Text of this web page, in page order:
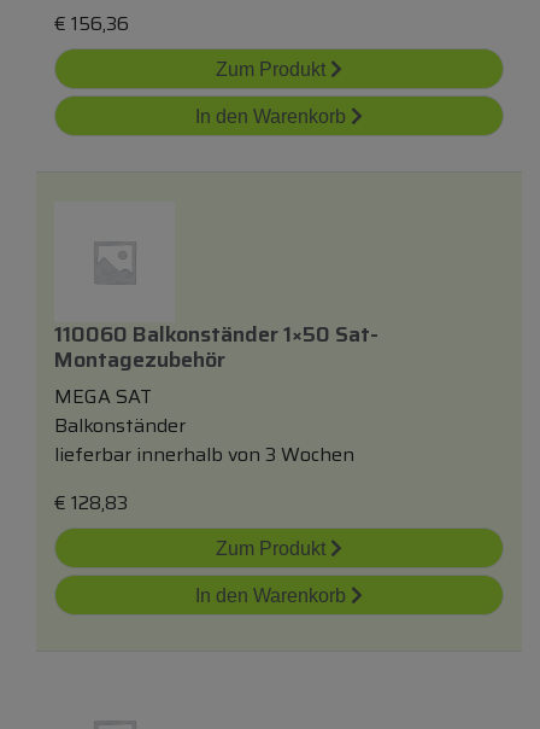
€ 156,36
Zum Produkt
In den Warenkorb
110060 Balkonständer 1×50 Sat-
Montagezubehör
MEGA SAT
Balkonständer
lieferbar innerhalb von 3 Wochen
€ 128,83
Zum Produkt
In den Warenkorb